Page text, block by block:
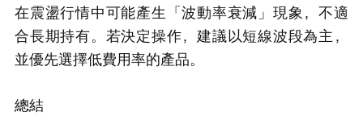
在震盪行情中可能產生「波動率衰減」現象，不適
合長期持有。若決定操作，建議以短線波段為主，
並優先選擇低費用率的產品。
總結